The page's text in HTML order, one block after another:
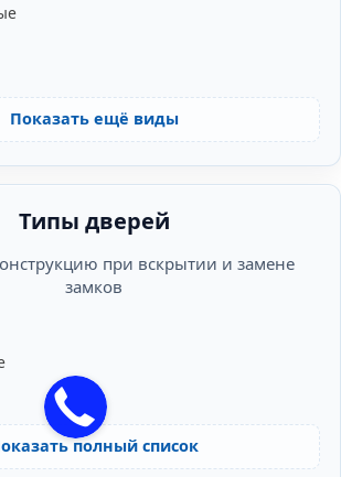
Показать ещё виды
Типы дверей
при вскрытии и замене
замков
полный список